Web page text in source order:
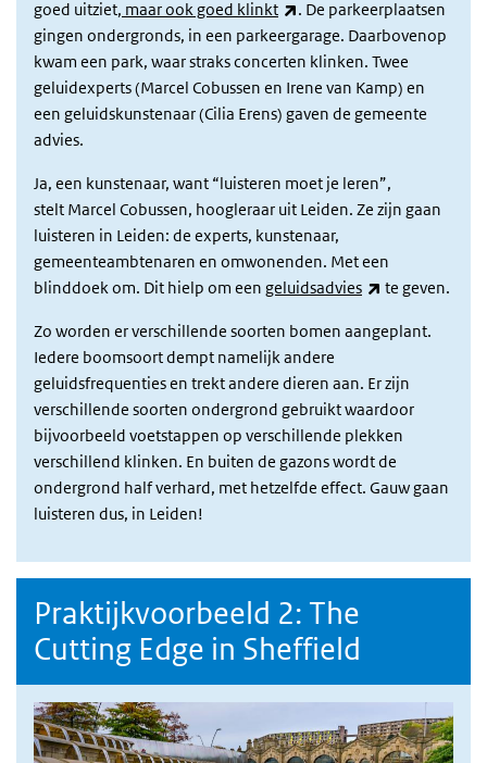
goed uitziet, maar ook goed klinkt (externe link)
. De parkeerplaatsen
gingen ondergronds, in een parkeergarage. Daarbovenop
kwam een park, waar straks concerten klinken. Twee
geluidexperts (Marcel Cobussen en Irene van Kamp) en
een geluidskunstenaar (Cilia Erens) gaven de gemeente
advies.
Ja, een kunstenaar, want “luisteren moet je leren”,
stelt Marcel Cobussen, hoogleraar uit Leiden. Ze zijn gaan
luisteren in Leiden: de experts, kunstenaar,
gemeenteambtenaren en omwonenden. Met een
blinddoek om. Dit hielp om een geluidsadvies (externe link)
te geven.
Zo worden er verschillende soorten bomen aangeplant.
Iedere boomsoort dempt namelijk andere
geluidsfrequenties en trekt andere dieren aan. Er zijn
verschillende soorten ondergrond gebruikt waardoor
bijvoorbeeld voetstappen op verschillende plekken
verschillend klinken. En buiten de gazons wordt de
ondergrond half verhard, met hetzelfde effect. Gauw gaan
luisteren dus, in Leiden!
Praktijkvoorbeeld 2: The
Cutting Edge in Sheffield